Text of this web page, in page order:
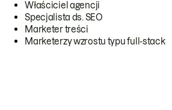
Właściciel agencji
Specjalista ds. SEO
Marketer treści
Marketerzy wzrostu typu full-stack